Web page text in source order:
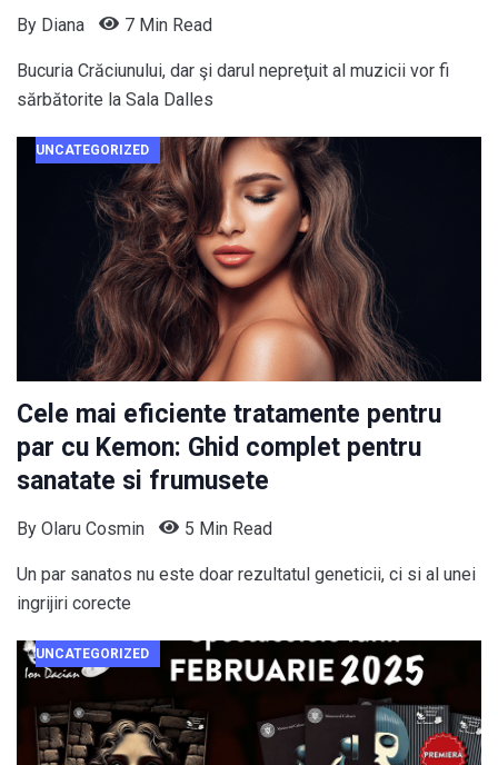
By Diana 7 Min Read
Bucuria Crăciunului, dar şi darul nepreţuit al muzicii vor fi
sărbătorite la Sala Dalles
UNCATEGORIZED
Cele mai eficiente tratamente pentru
par cu Kemon: Ghid complet pentru
sanatate si frumusete
By Olaru Cosmin 5 Min Read
Un par sanatos nu este doar rezultatul geneticii, ci si al unei
ingrijiri corecte
UNCATEGORIZED